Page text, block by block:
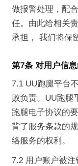
做报警处理，配
任。由此给相关
承担， 我们将保
第7条 对用户信
7.1 UU跑腿平台
败负责。UU跑腿
跑腿电子协议的
背了服务条款的
络服务的权利。
7.2 用户账户被